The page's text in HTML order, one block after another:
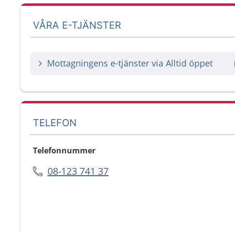
VÅRA E-TJÄNSTER
Mottagningens e-tjänster via Alltid öppet
TELEFON
Telefonnummer
08-123 741 37